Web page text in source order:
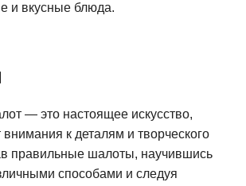
и вкусные блюда.
— это настоящее искусство,
внимания к деталям и творческого
правильные шалоты, научившись
способами и следуя